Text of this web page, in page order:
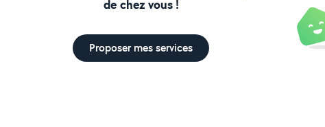
de chez vous !
Proposer mes services